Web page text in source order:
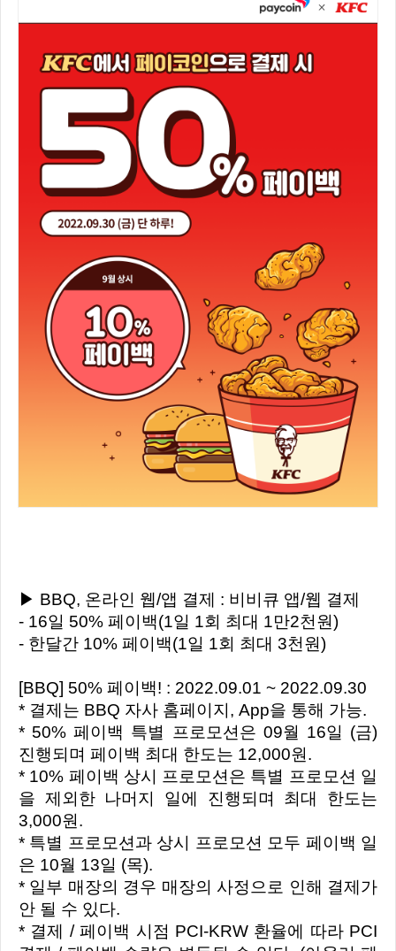
▶ BBQ, 온라인 웹/앱 결제 : 비비큐 앱/웹 결제
- 16일 50% 페이백(1일 1회 최대 1만2천원)
- 한달간 10% 페이백(1일 1회 최대 3천원)
[BBQ] 50% 페이백! : 2022.09.01 ~ 2022.09.30
* 결제는 BBQ 자사 홈페이지, App을 통해 가능.
* 50% 페이백 특별 프로모션은 09월 16일 (금)
진행되며 페이백 최대 한도는 12,000원.
* 10% 페이백 상시 프로모션은 특별 프로모션 일
을 제외한 나머지 일에 진행되며 최대 한도는
3,000원.
* 특별 프로모션과 상시 프로모션 모두 페이백 일
은 10월 13일 (목).
* 일부 매장의 경우 매장의 사정으로 인해 결제가
안 될 수 있다.
* 결제 / 페이백 시점 PCI-KRW 환율에 따라 PCI